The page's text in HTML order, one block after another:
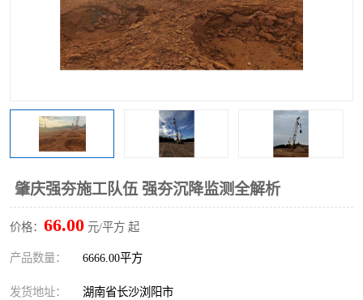
肇庆强夯施工队伍 强夯沉降监测全解析
价格： 66.00 元/平方 起
产品数量： 6666.00平方
发货地址： 湖南省长沙浏阳市